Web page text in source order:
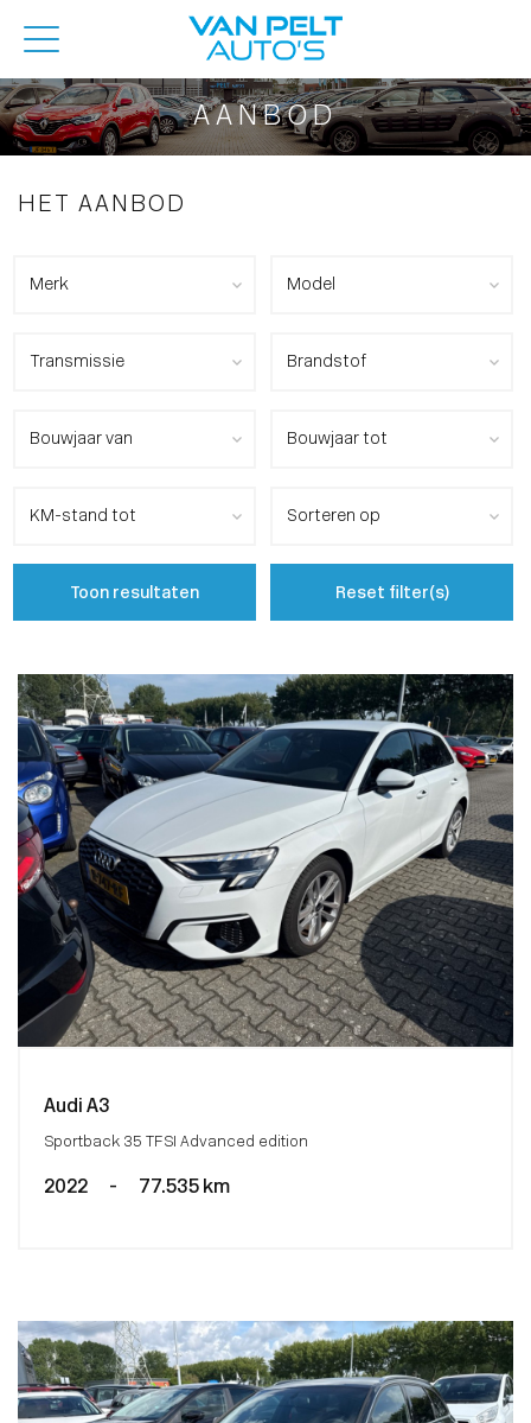
AANBOD
HET AANBOD
Toon resultaten Reset filter(s)
Audi A3
Sportback 35 TFSI Advanced edition
2022 - 77.535 km